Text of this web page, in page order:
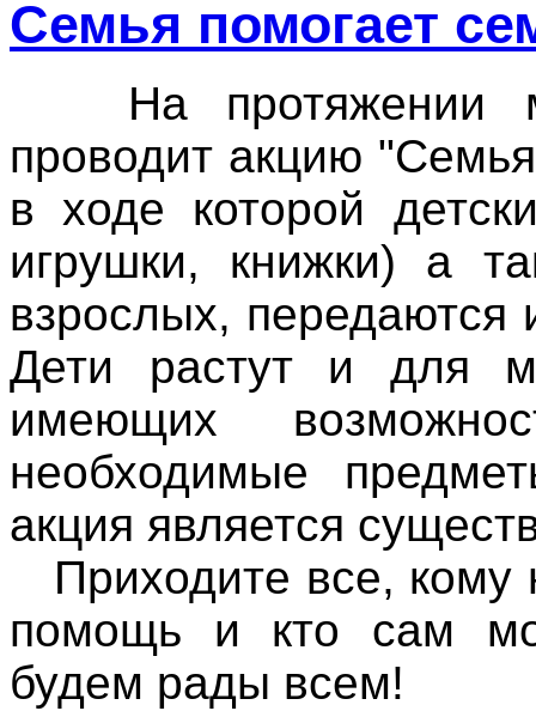
Семья помогает
На протяжении
проводит акцию
в ходе которой
игрушки, книжки) а
взрослых,
Дети растут и для
имеющих
необходимые
акция является
Приходите все, кому
помощь и кто сам
будем рады всем!